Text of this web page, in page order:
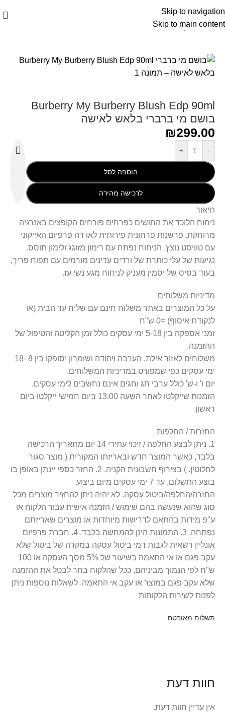
Skip to navigation
Skip to main content
עמוד הבית/Burberry - בורברי
Burberry My Burberry Blush Edp 90ml
בושם מי ברברי בלאש לאישה
₪299.00
-
+
הוספה לסל
לרכישה מהירה
תיאור
ניחוח הלוכד את החושים כפרחים פורחים הקופצים באנרגיה
מרוחקת. פרשנות פרחונית פירותית לאו דה פרפיום האייקוני
עם טוויסט נוצץ. הניחוח נפתח עם רימון מזוגג ולימון תוסס.
נגיעות של עלי כותרת של ורדים עדינים מורמים עם תפוח פריך,
בעוד בסיס של יסמין מעניק לניחוח מגע נשי עז.
מדיניות משלוחים
על כל המוצרים באתר משלוח חינם עם שליח עד הבית (או
לנקודת איסוף) =0 ש"ח
זמני אספקה בין 5-18 ימי עסקים כולל זמן הקליטה והטיפול של
ההזמנה.
משלוחים לאזור אילת, הערבה ויהודה ושומרון יסופקו בין 8 -18
ימי עסקים כפי שמפורט במדיניות המשלוחים.
יום ו' ו-ש' כולל ערבי חג וחגים אינם נחשבים לימי עסקים.
הזמנות שייקלטו לאחר השעה 13:00 ביום חמישי ייקלטו ביום
ראשון
החזרות / החלפות
1. ניתן לבצע החלפה / זיכוי עתידי 14 יום מתאריך הרכישה
בלבד, כאשר המוצר חדש ובאריזתו המקורית ( מוצר סגור
לחלוטין. ) בצירוף חשבונית הקניה. 2. החזר כספי יינתן באופן בו
בוצע התשלום, עד 7 ימי עסקים מיום ביצוע
החזרה/החלפה/ביטול עסקה. לא יהיה ניתן להחזיר מוצרים מכל
סוג שהוא שנעשה בהם שימוש / הזמנה אישית עבור הלקוח או
ע"פ מידות בהתאם לדרישות מיוחדות או מוצרים שאריזתם
נפתחה. 3. התמונות הינן להמחשה בלבד. 4. חברת פרפיום
אונליין רשאית לגבות דמי ביטול עסקה במקרה של ביטול שלא
עקב פגם או אי התאמה בשיעור של 5% מסך העסקה או 100
ש"ח לפי הנמוך מביניהם, ככל שהלקוח בחר לבטל את ההזמנה
שלא עקב פגם במוצר או עקב אי התאמה. לשאלות נוספות ניתן
לפנות לשירות הלקוחות
תשלום מאובטח
חוות דעת
אין עדיין חוות דעת.